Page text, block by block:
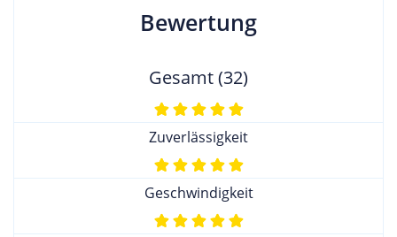
Bewertung
Gesamt (32)
Zuverlässigkeit
Geschwindigkeit